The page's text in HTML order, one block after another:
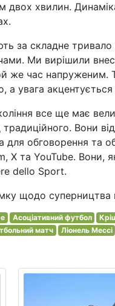
двох хвилин.
за складне тривало
Ми вирішили
же час
увага акцентується
все ще має
традиційного. Вони
для обговорення та
та YouTube. Вони,
dello Sport.
щодо суперництва
Асоціативний футбол
матч Ліонель Мессі